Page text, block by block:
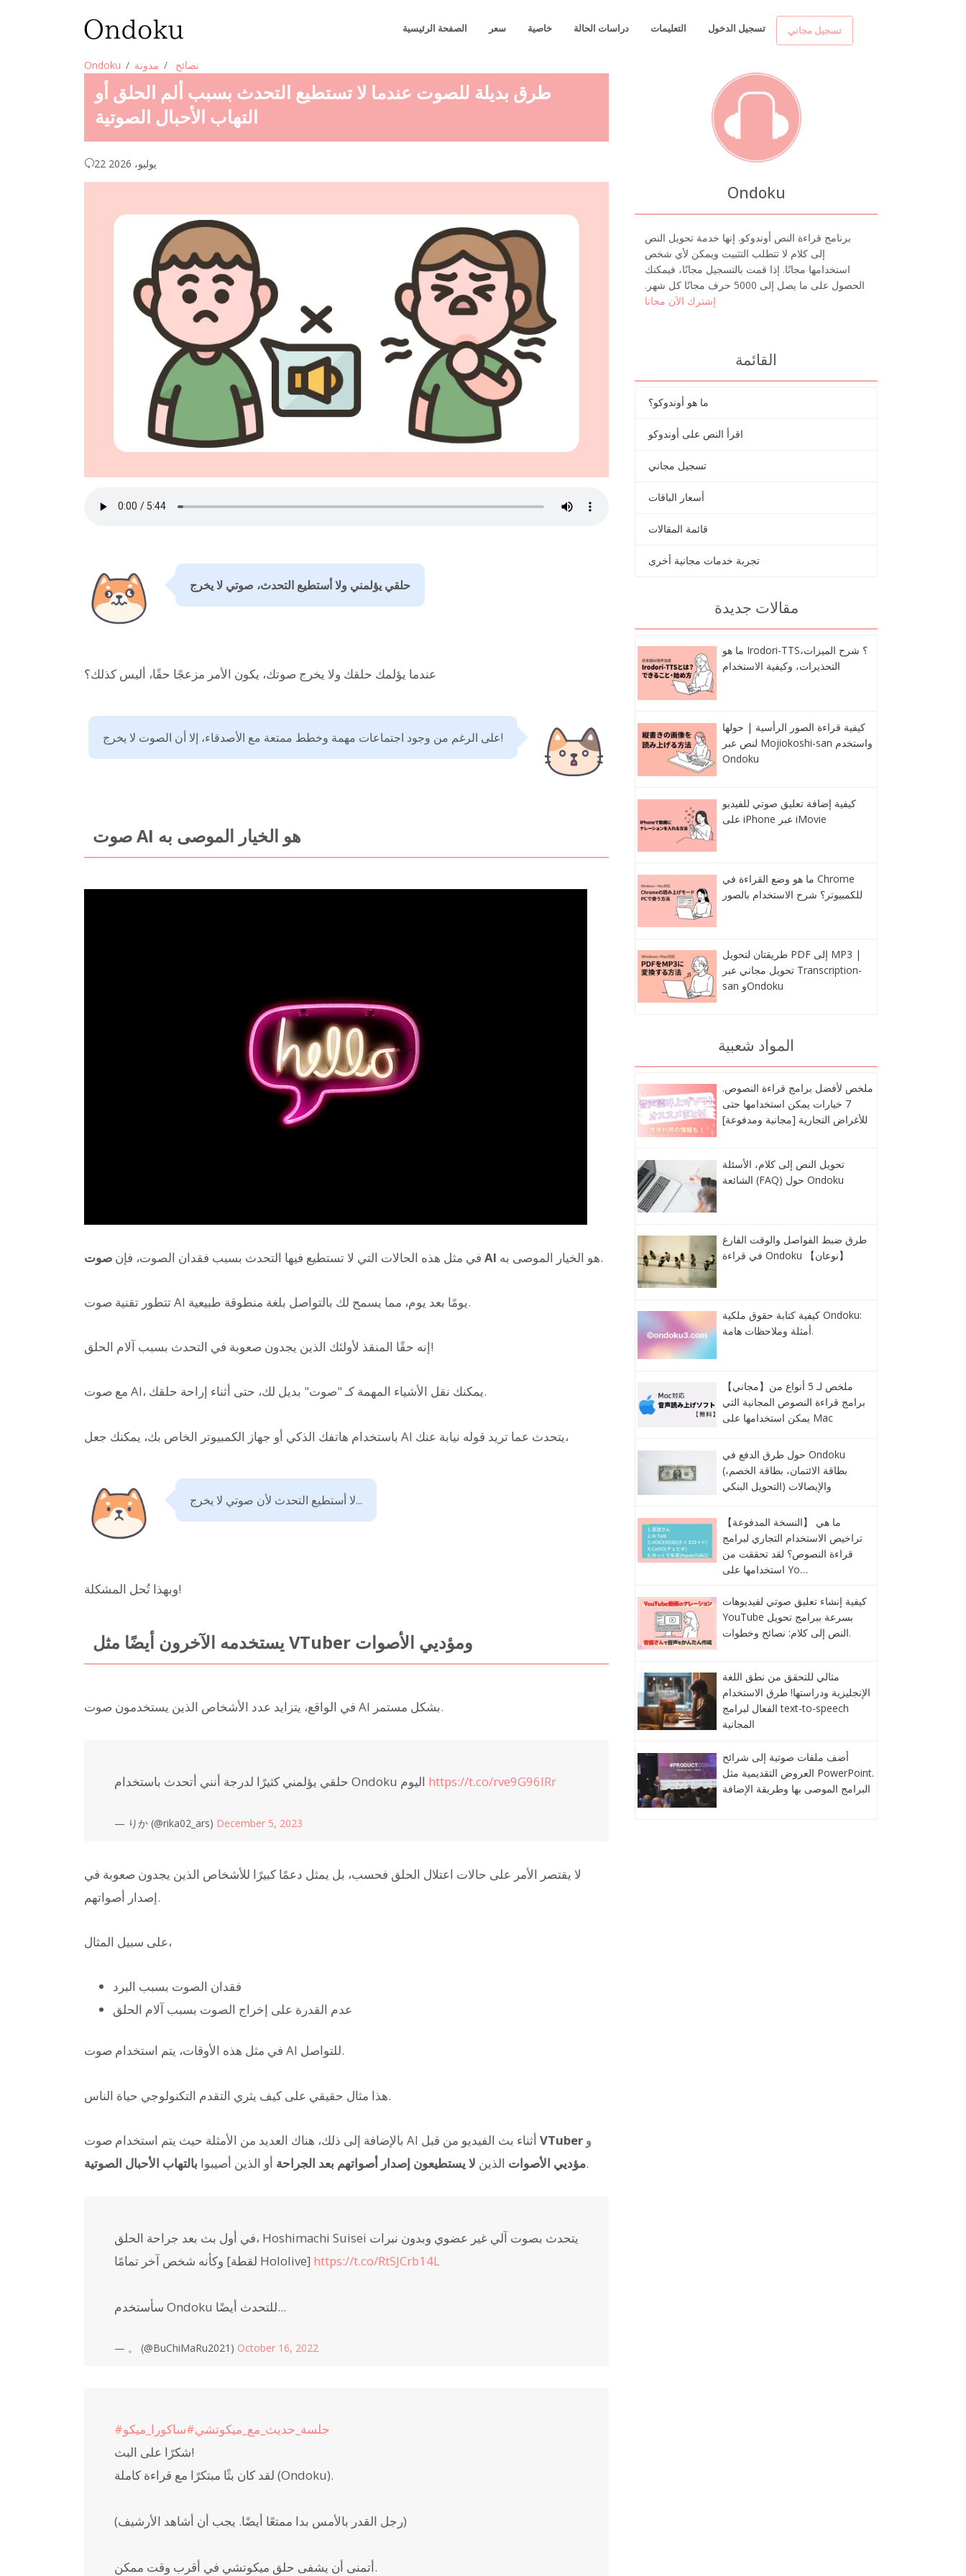
الصفحة الرئيسية سعر خاصية دراسات الحالة التعليمات تسجيل الدخول تسجيل مجاني
Ondoku مدونة نصائح
طرق بديلة للصوت عندما لا تستطيع التحدث بسبب ألم الحلق أو
التهاب الأحبال الصوتية
22 يوليو، 2026
حلقي يؤلمني ولا أستطيع التحدث، صوتي لا يخرج
عندما يؤلمك حلقك ولا يخرج صوتك، يكون الأمر مزعجًا حقًا، أليس كذلك؟
على الرغم من وجود اجتماعات مهمة وخطط ممتعة مع الأصدقاء، إلا أن الصوت لا يخرج!
صوت AI هو الخيار الموصى به
في مثل هذه الحالات التي لا تستطيع فيها التحدث بسبب فقدان الصوت، فإن صوت AI هو الخيار الموصى به.
تتطور تقنية صوت AI يومًا بعد يوم، مما يسمح لك بالتواصل بلغة منطوقة طبيعية.
إنه حقًا المنقذ لأولئك الذين يجدون صعوبة في التحدث بسبب آلام الحلق!
مع صوت AI، يمكنك نقل الأشياء المهمة كـ "صوت" بديل لك، حتى أثناء إراحة حلقك.
باستخدام هاتفك الذكي أو جهاز الكمبيوتر الخاص بك، يمكنك جعل AI يتحدث عما تريد قوله نيابة عنك،
لا أستطيع التحدث لأن صوتي لا يخرج...
وبهذا تُحل المشكلة!
يستخدمه الآخرون أيضًا مثل VTuber ومؤديي الأصوات
في الواقع، يتزايد عدد الأشخاص الذين يستخدمون صوت AI بشكل مستمر.
https://t.co/rve9G96lRr
— りか (@rika02_ars) December 5, 2023
لا يقتصر الأمر على حالات اعتلال الحلق فحسب، بل يمثل دعمًا كبيرًا للأشخاص الذين يجدون صعوبة في
إصدار أصواتهم.
على سبيل المثال،
فقدان الصوت بسبب البرد
عدم القدرة على إخراج الصوت بسبب آلام الحلق
في مثل هذه الأوقات، يتم استخدام صوت AI للتواصل.
هذا مثال حقيقي على كيف يثري التقدم التكنولوجي حياة الناس.
VTuber و
مؤديي الأصوات الذين لا يستطيعون إصدار أصواتهم بعد الجراحة أو الذين أصيبوا بالتهاب الأحبال الصوتية .
في أول بث بعد جراحة الحلق، Hoshimachi Suisei يتحدث بصوت آلي غير عضوي وبدون نبرات
وكأنه شخص آخر تمامًا [لقطة Hololive] https://t.co/RtSJCrb14L
سأستخدم Ondoku للتحدث أيضًا...
— 。 (@BuChiMaRu2021) October 16, 2022
#جلسة_حديث_مع_ميكوتشي#ساكورا_ميكو
شكرًا على البث!
لقد كان بثًا مبتكرًا مع قراءة كاملة (Ondoku).
(رجل القدر بالأمس بدا ممتعًا أيضًا. يجب أن أشاهد الأرشيف)
أتمنى أن يشفى حلق ميكوتشي في أقرب وقت ممكن.
Ondoku
برنامج قراءة النص أوندوكو. إنها خدمة تحويل النص
إلى كلام لا تتطلب التثبيت ويمكن لأي شخص
استخدامها مجانًا. إذا قمت بالتسجيل مجانًا، فيمكنك
الحصول على ما يصل إلى 5000 حرف مجانًا كل شهر.
إشترك الآن مجانا
القائمة
ما هو أوندوكو؟
اقرأ النص على أوندوكو
تسجيل مجاني
أسعار الباقات
قائمة المقالات
تجربة خدمات مجانية أخرى
مقالات جديدة
ما هو Irodori-TTS؟ شرح الميزات،
التحذيرات، وكيفية الاستخدام
كيفية قراءة الصور الرأسية | حولها
لنص عبر Mojiokoshi-san واستخدم
Ondoku
كيفية إضافة تعليق صوتي للفيديو
على iPhone عبر iMovie
ما هو وضع القراءة في Chrome
للكمبيوتر؟ شرح الاستخدام بالصور
طريقتان لتحويل PDF إلى MP3 |
تحويل مجاني عبر Transcription-
san وOndoku
المواد شعبية
ملخص لأفضل برامج قراءة النصوص.
7 خيارات يمكن استخدامها حتى
للأغراض التجارية [مجانية ومدفوعة]
تحويل النص إلى كلام، الأسئلة
الشائعة (FAQ) حول Ondoku
طرق ضبط الفواصل والوقت الفارغ
في قراءة Ondoku 【نوعان】
كيفية كتابة حقوق ملكية Ondoku:
أمثلة وملاحظات هامة.
【مجاني】ملخص لـ 5 أنواع من
برامج قراءة النصوص المجانية التي
يمكن استخدامها على Mac
حول طرق الدفع في Ondoku
(بطاقة الائتمان، بطاقة الخصم،
التحويل البنكي) والإيصالات
【النسخة المدفوعة】 ما هي
تراخيص الاستخدام التجاري لبرامج
قراءة النصوص؟ لقد تحققت من
استخدامها على Yo…
كيفية إنشاء تعليق صوتي لفيديوهات
YouTube بسرعة ببرامج تحويل
النص إلى كلام: نصائح وخطوات.
مثالي للتحقق من نطق اللغة
الإنجليزية ودراستها! طرق الاستخدام
الفعال لبرامج text-to-speech
المجانية
أضف ملفات صوتية إلى شرائح
العروض التقديمية مثل PowerPoint.
البرامج الموصى بها وطريقة الإضافة